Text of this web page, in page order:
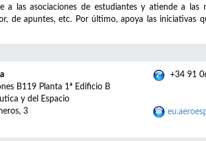
a las asociaciones de estudiantes y atiende a las
de apuntes, etc. Por último, apoya las iniciativas
B119 Planta 1ª Edificio B
y del Espacio
3
+34 91